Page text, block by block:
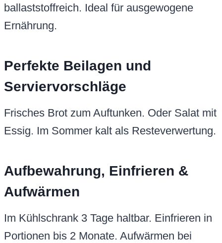
ballaststoffreich. Ideal für ausgewogene
Ernährung.
Perfekte Beilagen und
Serviervorschläge
Frisches Brot zum Auftunken. Oder Salat mit
Essig. Im Sommer kalt als Resteverwertung.
Aufbewahrung, Einfrieren &
Aufwärmen
Im Kühlschrank 3 Tage haltbar. Einfrieren in
Portionen bis 2 Monate. Aufwärmen bei